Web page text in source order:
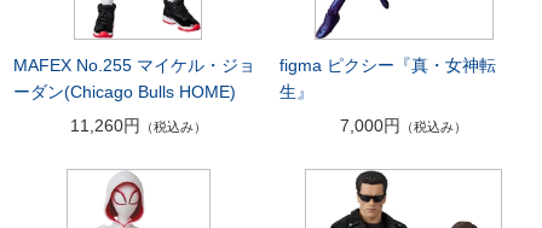
MAFEX No.255 マイケル・ジョ
ーダン(Chicago Bulls HOME)
11,260円
（税込み）
figma ピクシー『真・女神転
生』
7,000円
（税込み）